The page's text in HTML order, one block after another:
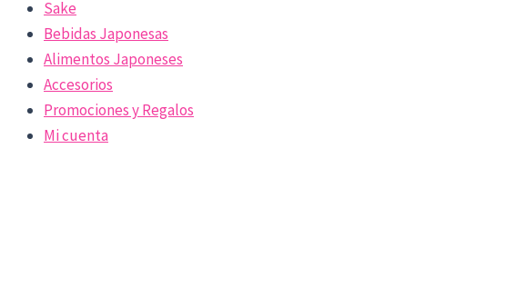
Sake
Bebidas Japonesas
Alimentos Japoneses
Accesorios
Promociones y Regalos
Mi cuenta